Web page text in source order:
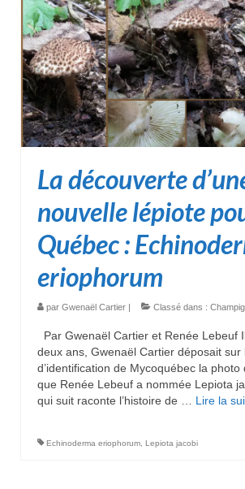
La découverte
nouvelle lépiote
Québec :
eriophorum
par Gwenaël Cartier Classé dans :
Par Gwenaël Cartier et Renée Lebeuf
deux ans, Gwenaël Cartier déposait sur
d’identification de Mycoquébec la photo
que Renée Lebeuf a nommée Lepiota
qui suit raconte l’histoire de … Lire la
Echinoderma eriophorum, Lepiota jacobi